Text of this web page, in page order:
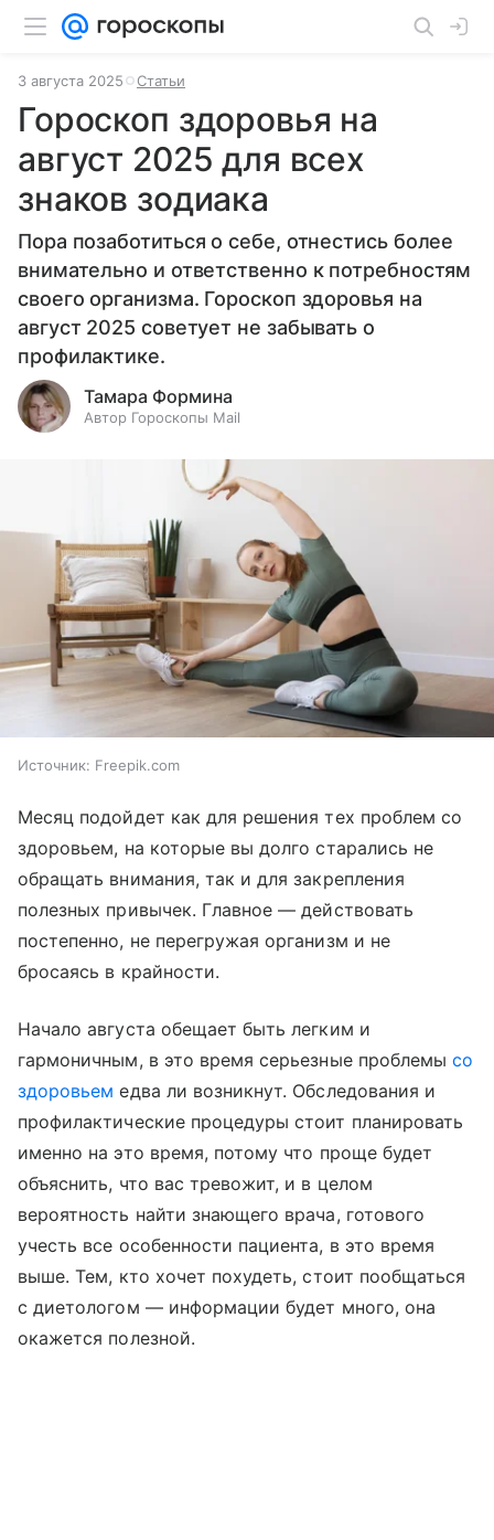
3 августа 2025 Статьи
Гороскоп здоровья на
август 2025 для всех
знаков зодиака
Пора позаботиться о себе, отнестись более
внимательно и ответственно к потребностям
своего организма. Гороскоп здоровья на
август 2025 советует не забывать о
профилактике.
Тамара Формина
Автор Гороскопы Mail
Источник: Freepik.com
Месяц подойдет как для решения тех проблем со
здоровьем, на которые вы долго старались не
обращать внимания, так и для закрепления
полезных привычек. Главное — действовать
постепенно, не перегружая организм и не
бросаясь в крайности.
Начало августа обещает быть легким и
гармоничным, в это время серьезные проблемысо
здоровьем едва ли возникнут. Обследования и
профилактические процедуры стоит планировать
именно на это время, потому что проще будет
объяснить, что вас тревожит, и в целом
вероятность найти знающего врача, готового
учесть все особенности пациента, в это время
выше. Тем, кто хочет похудеть, стоит пообщаться
с диетологом — информации будет много, она
окажется полезной.